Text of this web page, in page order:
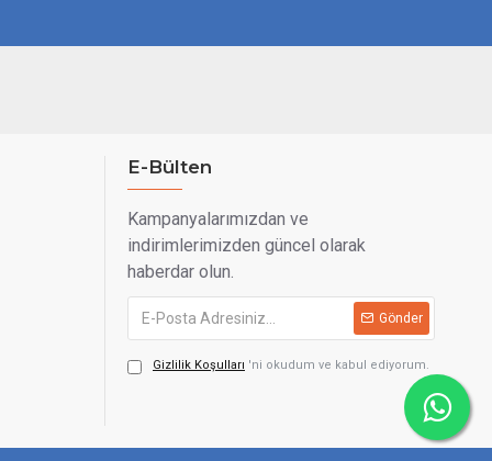
E-Bülten
Kampanyalarımızdan ve
indirimlerimizden güncel olarak
haberdar olun.
Gönder
Gizlilik Koşulları 'ni okudum ve kabul ediyorum.